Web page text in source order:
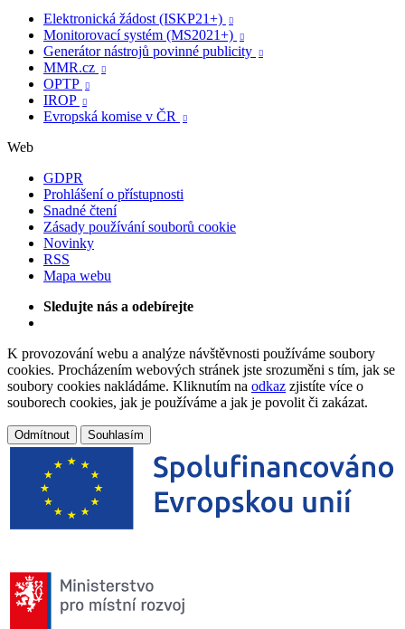
Elektronická žádost (ISKP21+)

Monitorovací systém (MS2021+) 
Generátor nástrojů povinné publicity 
MMR.cz 
OPTP 
IROP 
Evropská komise v ČR 
Web
GDPR
Prohlášení o přístupnosti
Snadné čtení
Zásady používání souborů cookie
Novinky
RSS
Mapa webu
Sledujte nás a odebírejte
K provozování webu a analýze návštěvnosti používáme soubory
cookies. Procházením webových stránek jste srozuměni s tím, jak se
soubory cookies nakládáme. Kliknutím na odkaz zjistíte více o
souborech cookies, jak je používáme a jak je povolit či zakázat.
Odmítnout Souhlasím